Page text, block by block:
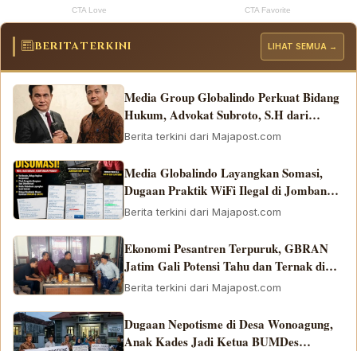
BERITA TERKINI LIHAT SEMUA →
Media Group Globalindo Perkuat Bidang
Hukum, Advokat Subroto, S.H dari
PERADI SAI Bergabung di Biro
Berita terkini dari Majapost.com
Media Globalindo Layangkan Somasi,
Dugaan Praktik WiFi Ilegal di Jombang
Disorot
Berita terkini dari Majapost.com
Ekonomi Pesantren Terpuruk, GBRAN
Jatim Gali Potensi Tahu dan Ternak di
Roudlotul As'adiyah
Berita terkini dari Majapost.com
Dugaan Nepotisme di Desa Wonoagung,
Anak Kades Jadi Ketua BUMDes